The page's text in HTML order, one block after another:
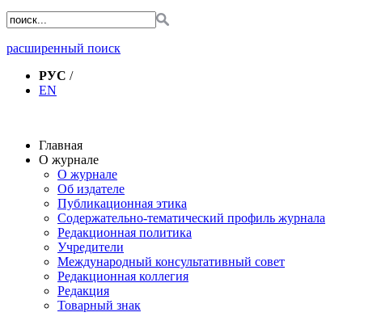
расширенный поиск
РУС /
EN
Главная
О журнале
О журнале
Об издателе
Публикационная этика
Содержательно-тематический профиль журнала
Редакционная политика
Учредители
Международный консультативный совет
Редакционная коллегия
Редакция
Товарный знак